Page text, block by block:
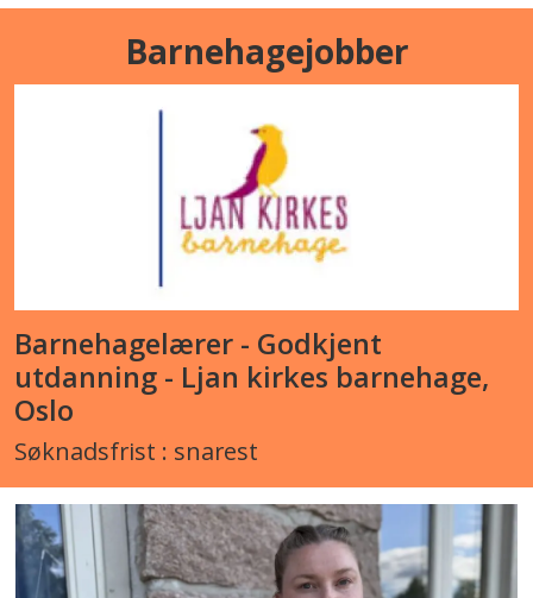
Barnehagejobber
Barnehagelærer - Godkjent
utdanning - Ljan kirkes barnehage,
Oslo
Søknadsfrist : snarest